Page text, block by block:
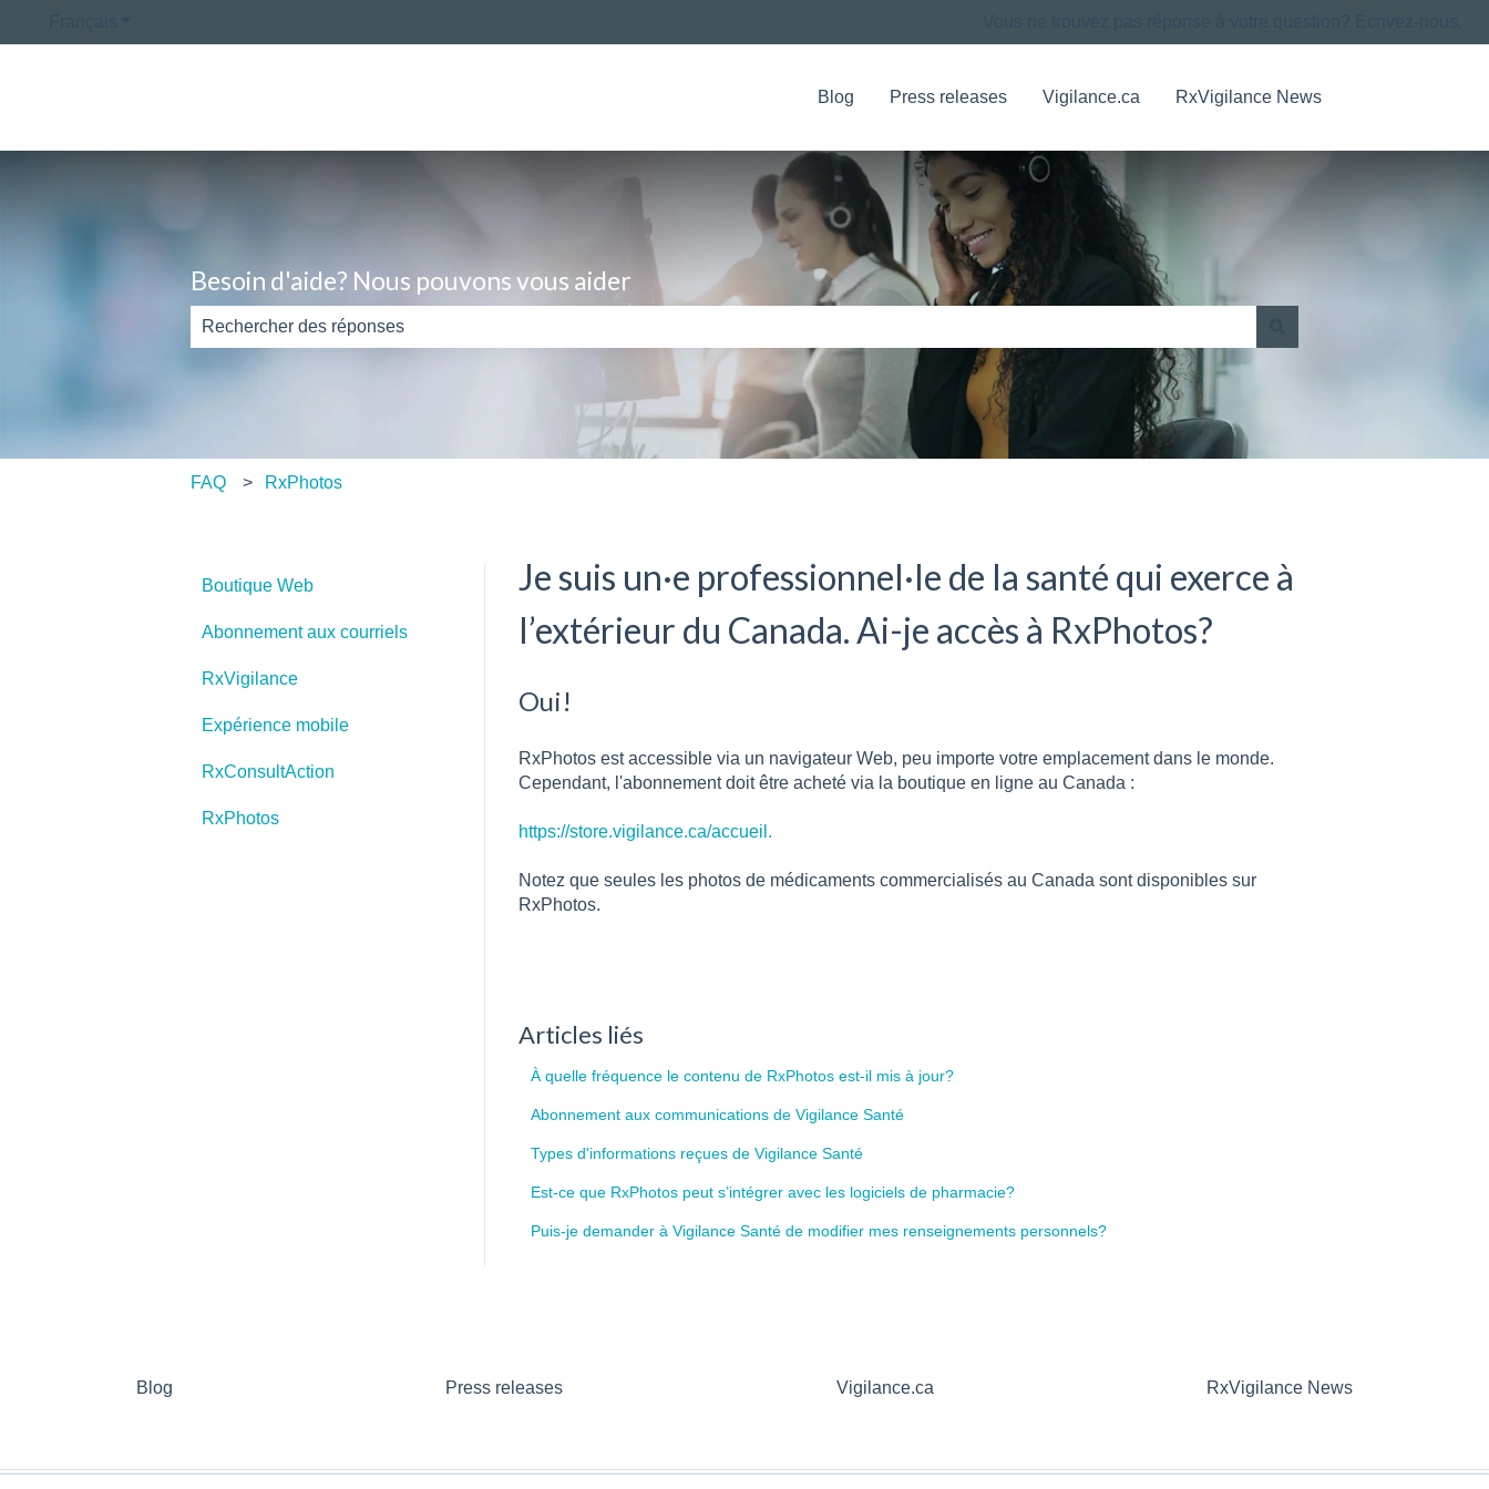
Blog Press releases Vigilance.ca RxVigilance News
Besoin d'aide? Nous pouvons vous aider
Il n'y a aucune suggestion car le champ de recherche est vide.
FAQ RxPhotos
Je suis un·e professionnel·le de la santé qui exerce à
l’extérieur du Canada. Ai-je accès à RxPhotos?
Oui!
RxPhotos est accessible via un navigateur Web, peu importe votre emplacement dans le monde.
Cependant, l'abonnement doit être acheté via la boutique en ligne au Canada :
https://store.vigilance.ca/accueil.
Notez que seules les photos de médicaments commercialisés au Canada sont disponibles sur
RxPhotos.
Articles liés
À quelle fréquence le contenu de RxPhotos est-il mis à jour?
Abonnement aux communications de Vigilance Santé
Types d'informations reçues de Vigilance Santé
Est-ce que RxPhotos peut s’intégrer avec les logiciels de pharmacie?
Puis-je demander à Vigilance Santé de modifier mes renseignements personnels?
Boutique Web
Abonnement aux courriels
RxVigilance
Expérience mobile
RxConsultAction
RxPhotos
Blog Press releases Vigilance.ca RxVigilance News